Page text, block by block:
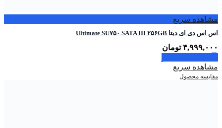
مشاهده سریع
اس اس دی ای دیتا Ultimate SU۷۵۰ SATA III ۲۵۶GB
۴,۹۹۹,۰۰۰ تومان
مشاهده سریع
مقایسه محصول